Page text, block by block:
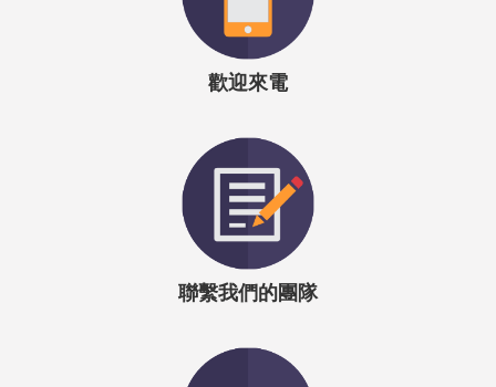
歡迎來電
聯繫我們的團隊